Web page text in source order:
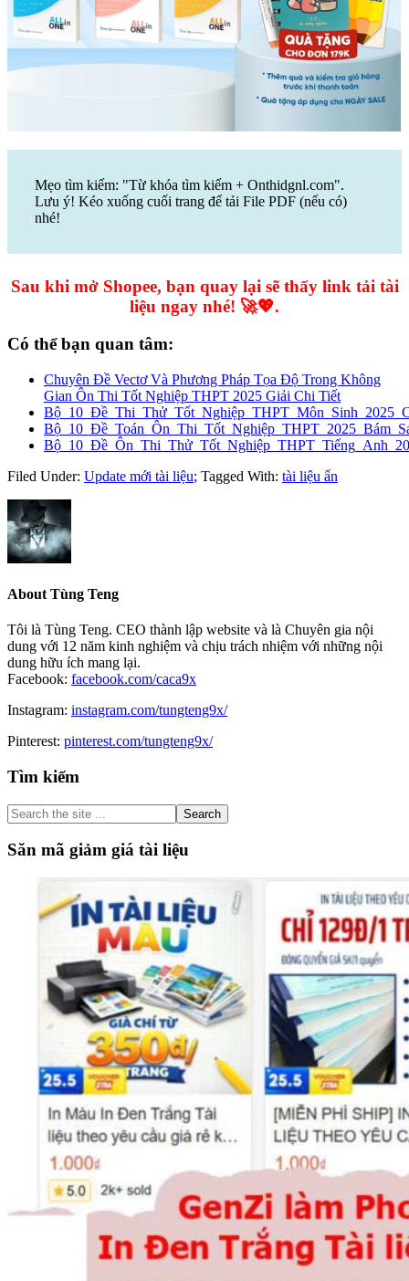
Mẹo tìm kiếm: "Từ khóa tìm kiếm + Onthidgnl.com".
Lưu ý! Kéo xuống cuối trang để tải File PDF (nếu có)
nhé!
Sau khi mở Shopee, bạn quay lại sẽ thấy link tải tài
liệu ngay nhé! 🚀💖.
Có thể bạn quan tâm:
Chuyên Đề Vectơ Và Phương Pháp Tọa Độ Trong Không
Gian Ôn Thi Tốt Nghiệp THPT 2025 Giải Chi Tiết
Filed Under: Update mới tài liệu; Tagged With: tài liệu ẩn
About Tùng Teng
Tôi là Tùng Teng. CEO thành lập website và là Chuyên gia nội
dung với 12 năm kinh nghiệm và chịu trách nhiệm với những nội
dung hữu ích mang lại.
Facebook: facebook.com/caca9x
Instagram: instagram.com/tungteng9x/
Pinterest: pinterest.com/tungteng9x/
Primary
Sidebar
Tìm kiếm
Search
the
site
...
Săn mã giảm giá tài liệu